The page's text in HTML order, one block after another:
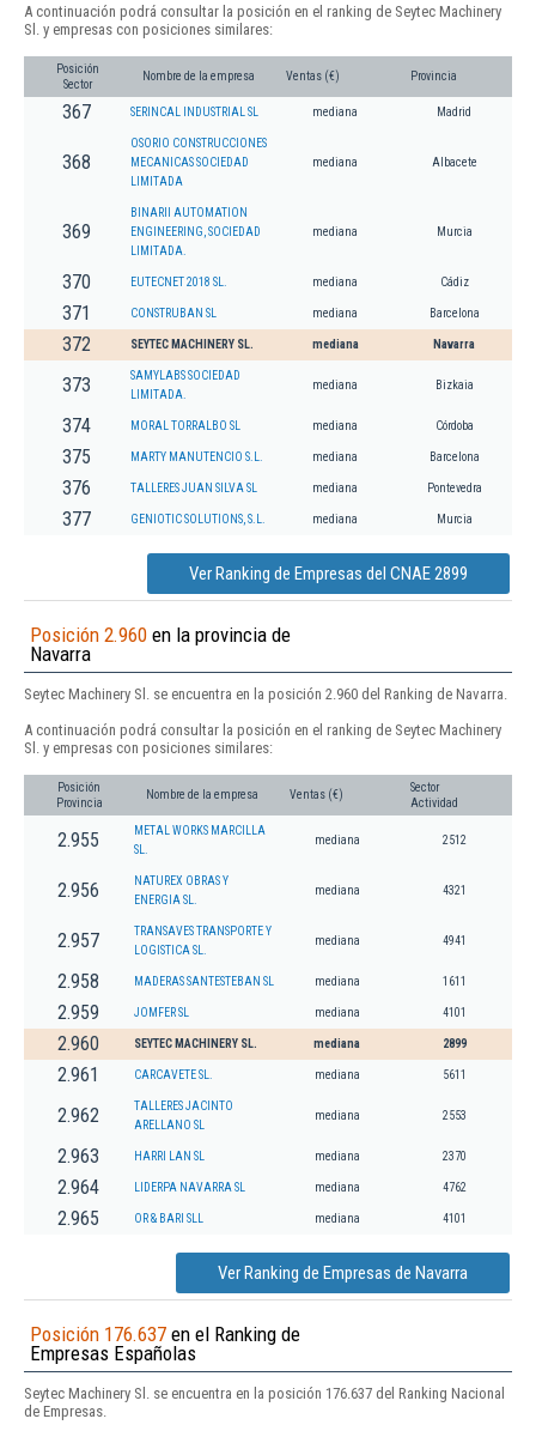
A continuación podrá consultar la posición en el ranking de Seytec Machinery
Sl. y empresas con posiciones similares:
Posición
Sector
Nombre de la empresa Ventas (€) Provincia
367 SERINCAL INDUSTRIAL SL mediana Madrid
368
OSORIO CONSTRUCCIONES
MECANICAS SOCIEDAD
LIMITADA
mediana Albacete
369
BINARII AUTOMATION
ENGINEERING, SOCIEDAD
LIMITADA.
mediana Murcia
370 EUTECNET 2018 SL. mediana Cádiz
371 CONSTRUBAN SL mediana Barcelona
372 SEYTEC MACHINERY SL. mediana Navarra
373
SAMYLABS SOCIEDAD
LIMITADA.
mediana Bizkaia
374 MORAL TORRALBO SL mediana Córdoba
375 MARTY MANUTENCIO S.L. mediana Barcelona
376 TALLERES JUAN SILVA SL mediana Pontevedra
377 GENIOTIC SOLUTIONS, S.L. mediana Murcia
Ver Ranking de Empresas del CNAE 2899
Posición 2.960 en la provincia de
Navarra
Seytec Machinery Sl. se encuentra en la posición 2.960 del Ranking de Navarra.
A continuación podrá consultar la posición en el ranking de Seytec Machinery
Sl. y empresas con posiciones similares:
Posición
Provincia
Nombre de la empresa Ventas (€)
Sector
Actividad
2.955
METAL WORKS MARCILLA
SL.
mediana 2512
2.956
NATUREX OBRAS Y
ENERGIA SL.
mediana 4321
2.957
TRANSAVES TRANSPORTE Y
LOGISTICA SL.
mediana 4941
2.958 MADERAS SANTESTEBAN SL mediana 1611
2.959 JOMFER SL mediana 4101
2.960 SEYTEC MACHINERY SL. mediana 2899
2.961 CARCAVETE SL. mediana 5611
2.962
TALLERES JACINTO
ARELLANO SL
mediana 2553
2.963 HARRI LAN SL mediana 2370
2.964 LIDERPA NAVARRA SL mediana 4762
2.965 OR & BARI SLL mediana 4101
Ver Ranking de Empresas de Navarra
Posición 176.637 en el Ranking de
Empresas Españolas
Seytec Machinery Sl. se encuentra en la posición 176.637 del Ranking Nacional
de Empresas.